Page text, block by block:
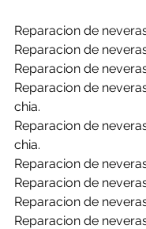
Reparacion de
Reparacion de
Reparacion de
Reparacion de
chia.
Reparacion de
chia.
Reparacion de
Reparacion de
Reparacion de
Reparacion de